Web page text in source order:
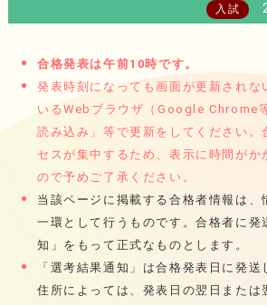
入試
合格発表は午前10時です。
発表時刻になっても画面が更新されな
いるWebブラウザ（Google Chrome
読み込み」等で更新をしてください。
セスが集中するため、表示に時間がか
ので予めご了承ください。
当該ページに掲載する合格者情報は、
一環として行うものです。合格者に発
知」をもって正式なものとします。
「選考結果通知」は合格発表日に発
住所によっては、発表日の翌日または